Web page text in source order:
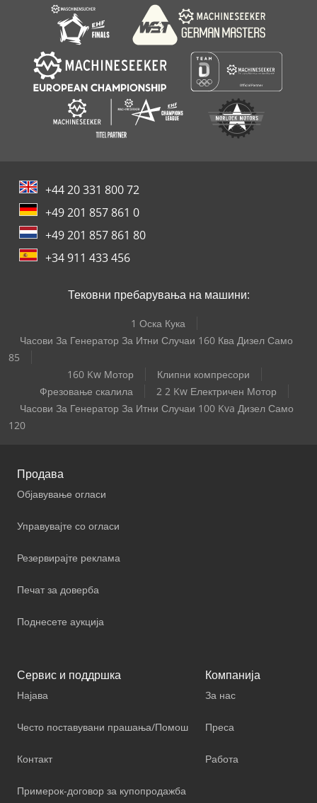
+44 20 331 800 72
+49 201 857 861 0
+49 201 857 861 80
+34 911 433 456
Тековни пребарувања на машини:
1 Оска Кука
Часови За Генератор За Итни Случаи 160 Ква Дизел Само
85
160 Kw Мотор
Клипни компресори
Фрезовање скалила
2 2 Kw Електричен Мотор
Часови За Генератор За Итни Случаи 100 Kva Дизел Само
120
Продава
Објавување огласи
Управувајте со огласи
Резервирајте реклама
Печат за доверба
Поднесете аукција
Сервис и поддршка
Најава
Често поставувани прашања/Помош
Контакт
Примерок-договор за купопродажба
Компанија
За нас
Преса
Работа